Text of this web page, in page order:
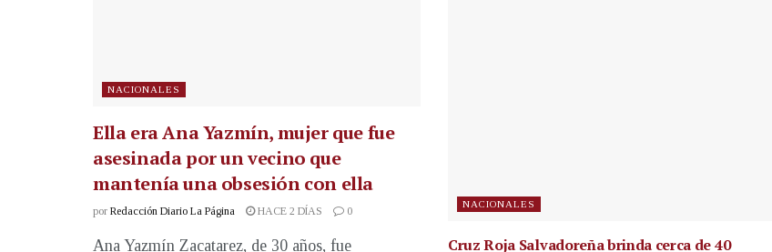
NACIONALES
Ella era Ana Yazmín, mujer que fue
asesinada por un vecino que
mantenía una obsesión con ella
por Redacción Diario La Página HACE 2 DÍAS 0
Ana Yazmín Zacatarez, de 30 años, fue
NACIONALES
Cruz Roja Salvadoreña brinda cerca de 40